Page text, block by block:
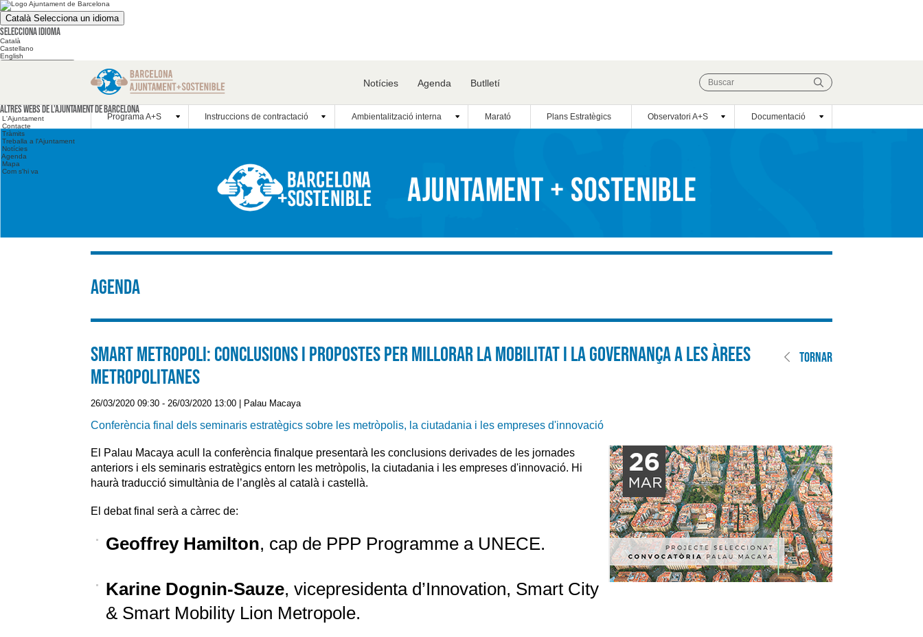
Català Selecciona un idioma
Selecciona idioma
Català
Castellano
English
Altres webs de l'Ajuntament de Barcelona
L'Ajuntament
Contacte
Tràmits
Treballa a l'Ajuntament
Notícies
Agenda
Mapa
Com s'hi va
Notícies Agenda Butlletí
Programa A+S Instruccions de contractació Ambientalització interna Marató Plans Estratègics Observatori A+S Documentació
Agenda
TORNAR
Smart Metropoli: conclusions i propostes per millorar la mobilitat i la governança a les àrees
metropolitanes
26/03/2020 09:30 - 26/03/2020 13:00 Palau Macaya
Conferència final dels seminaris estratègics sobre les metròpolis, la ciutadania i les empreses d'innovació
El Palau Macaya acull la conferència finalque presentarà les conclusions derivades de les jornades
anteriors i els seminaris estratègics entorn les metròpolis, la ciutadania i les empreses d'innovació. Hi
haurà traducció simultània de l’anglès al català i castellà.
El debat final serà a càrrec de:
Geoffrey Hamilton, cap de PPP Programme a UNECE.
Karine Dognin-Sauze, vicepresidenta d’Innovation, Smart City
& Smart Mobility Lion Metropole.